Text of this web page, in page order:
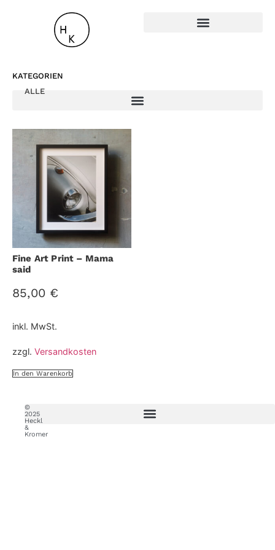
KATEGORIEN
ALLE
Fine Art Print – Mama
said
85,00 €
inkl. MwSt.
zzgl. Versandkosten
In den Warenkorb
©
2025
Heckl
&
Kromer